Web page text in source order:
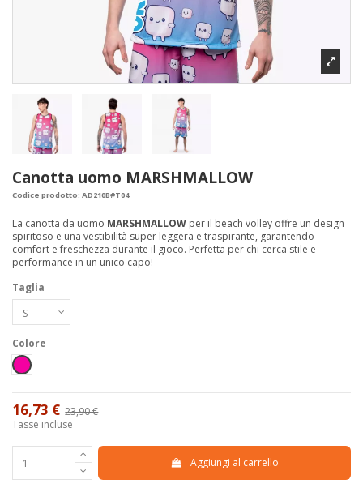
Canotta uomo MARSHMALLOW
Codice prodotto: AD210B#T04
La canotta da uomo MARSHMALLOW per il beach volley offre un design
spiritoso e una vestibilità super leggera e traspirante, garantendo
comfort e freschezza durante il gioco. Perfetta per chi cerca stile e
performance in un unico capo!
Taglia
Colore
Fucsia
16,73 € 23,90 €
Tasse incluse
Aggiungi al carrello